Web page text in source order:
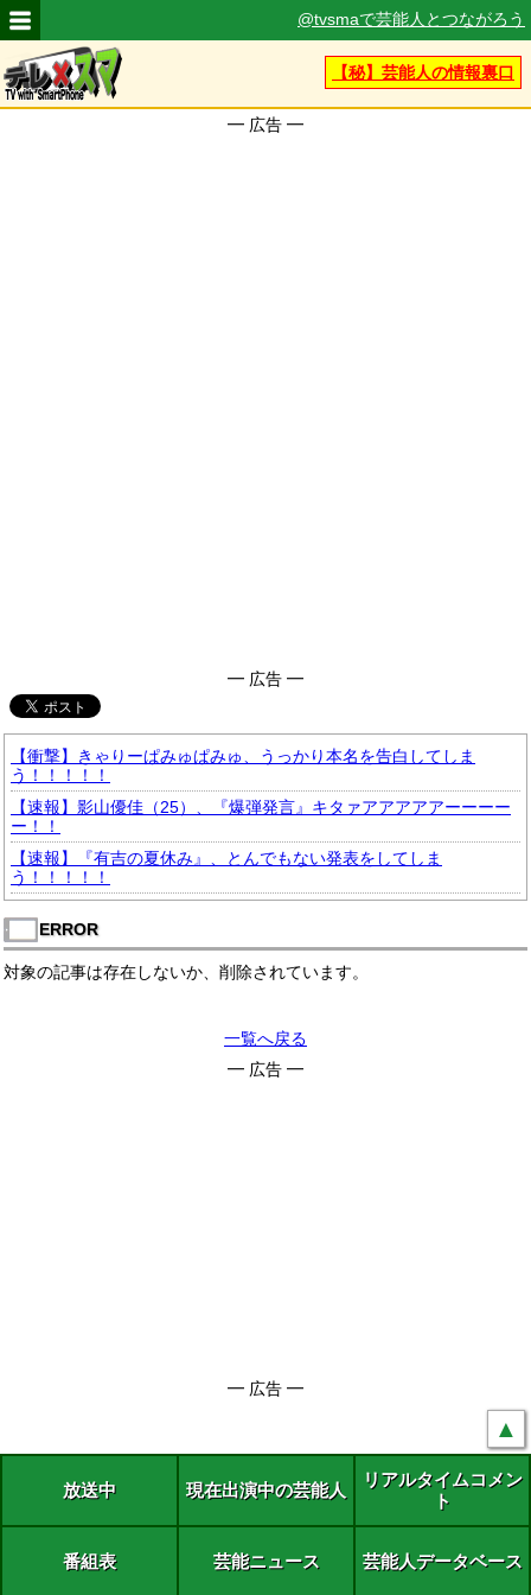
@tvsmaで芸能人とつながろう
【秘】芸能人の情報裏口
━ 広告 ━
━ 広告 ━
【衝撃】きゃりーぱみゅぱみゅ、うっかり本名を告白してしま
う！！！！！
【速報】影山優佳（25）、『爆弾発言』キタァアアアアアーーーー
ー！！
【速報】『有吉の夏休み』、とんでもない発表をしてしま
う！！！！！
ERROR
対象の記事は存在しないか、削除されています。
一覧へ戻る
━ 広告 ━
━ 広告 ━
▲
放送中 現在出演中の芸能人
リアルタイムコメン
ト
番組表 芸能ニュース 芸能人データベース